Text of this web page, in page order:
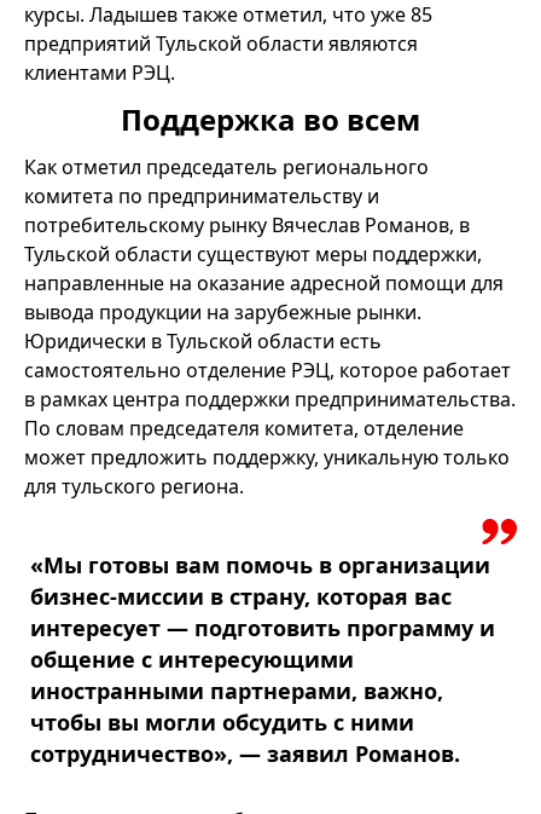
курсы. Ладышев также отметил, что уже 85
предприятий Тульской области являются
клиентами РЭЦ.
Поддержка во всем
Как отметил председатель регионального
комитета по предпринимательству и
потребительскому рынку Вячеслав Романов, в
Тульской области существуют меры поддержки,
направленные на оказание адресной помощи для
вывода продукции на зарубежные рынки.
Юридически в Тульской области есть
самостоятельно отделение РЭЦ, которое работает
в рамках центра поддержки предпринимательства.
По словам председателя комитета, отделение
может предложить поддержку, уникальную только
для тульского региона.
«Мы готовы вам помочь в организации
бизнес-миссии в страну, которая вас
интересует — подготовить программу и
общение с интересующими
иностранными партнерами, важно,
чтобы вы могли обсудить с ними
сотрудничество», — заявил Романов.